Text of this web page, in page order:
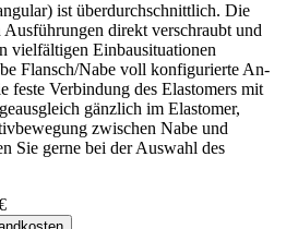
ist überdurchschnittlich. Die
direkt verschraubt und
vielfältigen Einbausituationen
Flansch/Nabe voll konfigurierte An-
feste Verbindung des Elastomers mit
gänzlich im Elastomer,
zwischen Nabe und
Sie gerne bei der Auswahl des